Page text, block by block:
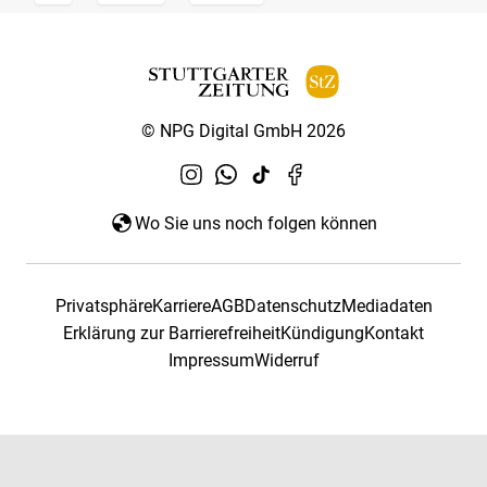
© NPG Digital GmbH 2026
Wo Sie uns noch folgen können
PrivatsphäreKarriereAGBDatenschutzMediadaten
Erklärung zur BarrierefreiheitKündigungKontakt
ImpressumWiderruf